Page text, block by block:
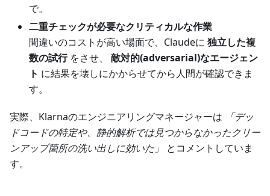
で。
二重チェックが必要なクリティカルな作業
間違いのコストが高い場面で、Claudeに 独立した複
数の試行をさせ、 敵対的(adversarial)なエージェン
ト に結果を壊しにかからせてから人間が確認できま
す。
実際、Klarnaのエンジニアリングマネージャーは
「デッ
ドコードの特定や、静的解析では見つからなかったクリー
ンアップ箇所の洗い出しに効いた」
とコメントしていま
す。